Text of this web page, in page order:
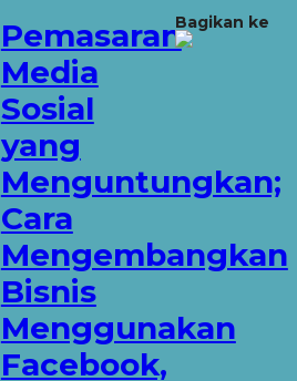
Pemasaran
Media
Sosial
yang
Menguntungkan;
Cara
Mengembangkan
Bisnis
Menggunakan
Facebook,
Bagikan ke